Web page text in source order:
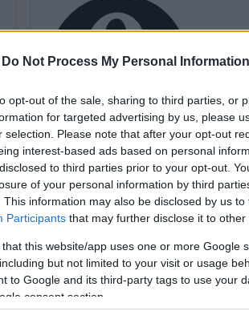
Do Not Process My Personal Information
opt-out of the sale, sharing to third parties, or
for targeted advertising by us, please
selection. Please note that after your opt-out
interest-based ads based on personal
to third parties prior to your opt-out.
of your personal information by third
This information may also be disclosed by us
Participants that may further disclose it to other
that this website/app uses one or more Google
but not limited to your visit or usage
to Google and its third-party tags to use your
consent section.
Reneszánszukat élik a
olajok - szakértő oszlatja
kapcsolatos tévhiteket